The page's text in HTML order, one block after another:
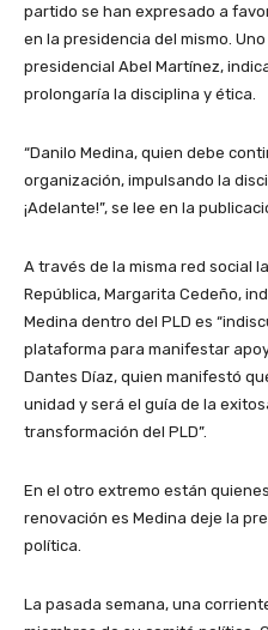
partido se han expresado a
en la presidencia del mismo.
presidencial Abel Martínez,
prolongaría la disciplina y ética.
“Danilo Medina, quien debe
organización, impulsando la
¡Adelante!”, se lee en la
A través de la misma red social
República, Margarita Cedeño,
Medina dentro del PLD es
plataforma para manifestar
Dantes Díaz, quien manifestó
unidad y será el guía de la
transformación del PLD”.
En el otro extremo están
renovación es Medina deje la
política.
La pasada semana, una